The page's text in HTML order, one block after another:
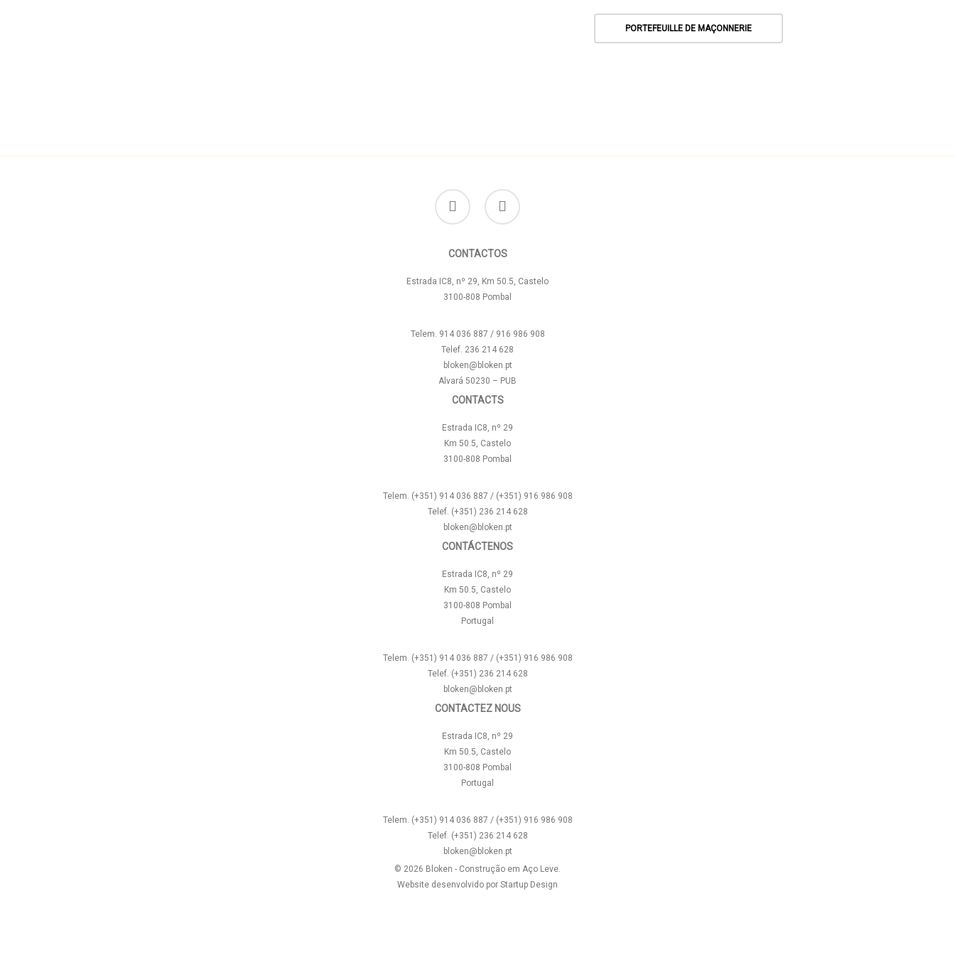
PORTEFEUILLE DE MAÇONNERIE
facebook instagram
CONTACTOS
Estrada IC8, nº 29, Km 50.5, Castelo
3100-808 Pombal
Telem. 914 036 887 / 916 986 908
Telef. 236 214 628
bloken@bloken.pt
Alvará 50230 – PUB
CONTACTS
Estrada IC8, nº 29
Km 50.5, Castelo
3100-808 Pombal
Telem. (+351) 914 036 887 / (+351) 916 986 908
Telef. (+351) 236 214 628
bloken@bloken.pt
CONTÁCTENOS
Estrada IC8, nº 29
Km 50.5, Castelo
3100-808 Pombal
Portugal
Telem. (+351) 914 036 887 / (+351) 916 986 908
Telef. (+351) 236 214 628
bloken@bloken.pt
CONTACTEZ NOUS
Estrada IC8, nº 29
Km 50.5, Castelo
3100-808 Pombal
Portugal
Telem. (+351) 914 036 887 / (+351) 916 986 908
Telef. (+351) 236 214 628
bloken@bloken.pt
© 2026 Bloken - Construção em Aço Leve.
Website desenvolvido por Startup Design